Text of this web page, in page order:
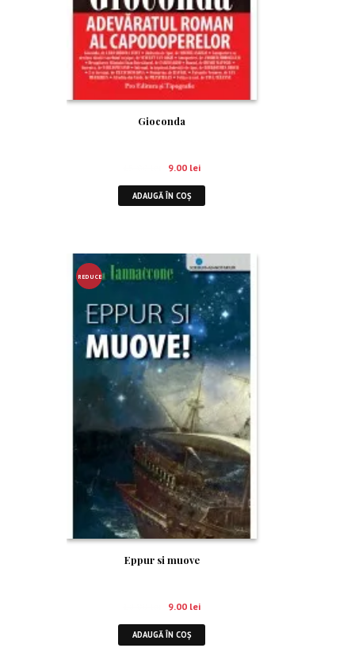
Gioconda
9.00 lei
ADAUGĂ ÎN COȘ
REDUCE
Eppur si muove
9.00 lei
ADAUGĂ ÎN COȘ